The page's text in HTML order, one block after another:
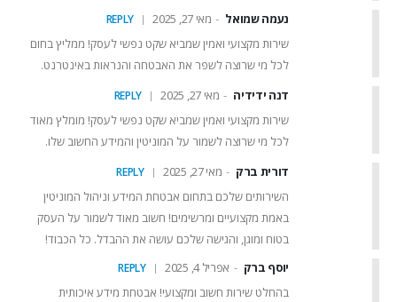
נעמה שמואל
מאי 27, 2025 REPLY
שירות מקצועי ואמין שמביא שקט נפשי לעסק! ממליץ בחום
לכל מי שרוצה לשפר את האבטחה והנראות באינטרנט.
דנה ידידיה
מאי 27, 2025 REPLY
שירות מקצועי ואמין שמביא שקט נפשי לעסק! מומלץ מאוד
לכל מי שרוצה לשמור על המוניטין והמידע החשוב שלו.
דורית ברק
מאי 27, 2025 REPLY
השירותים שלכם בתחום אבטחת המידע וניהול המוניטין
באמת מקצועיים ומרשימים! חשוב מאוד לשמור על העסק
בטוח ומוגן, והגישה שלכם עושה את ההבדל. כל הכבוד!
יוסף ברק
אפריל 4, 2025 REPLY
בהחלט שירות חשוב ומקצועי! אבטחת מידע איכותית